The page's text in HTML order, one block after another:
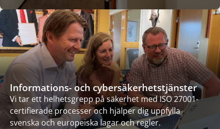
Informations- och cybersäkerhetstjänster
Vi tar ett helhetsgrepp på säkerhet med ISO 27001-
certifierade processer och hjälper dig uppfylla
svenska och europeiska lagar och regler.